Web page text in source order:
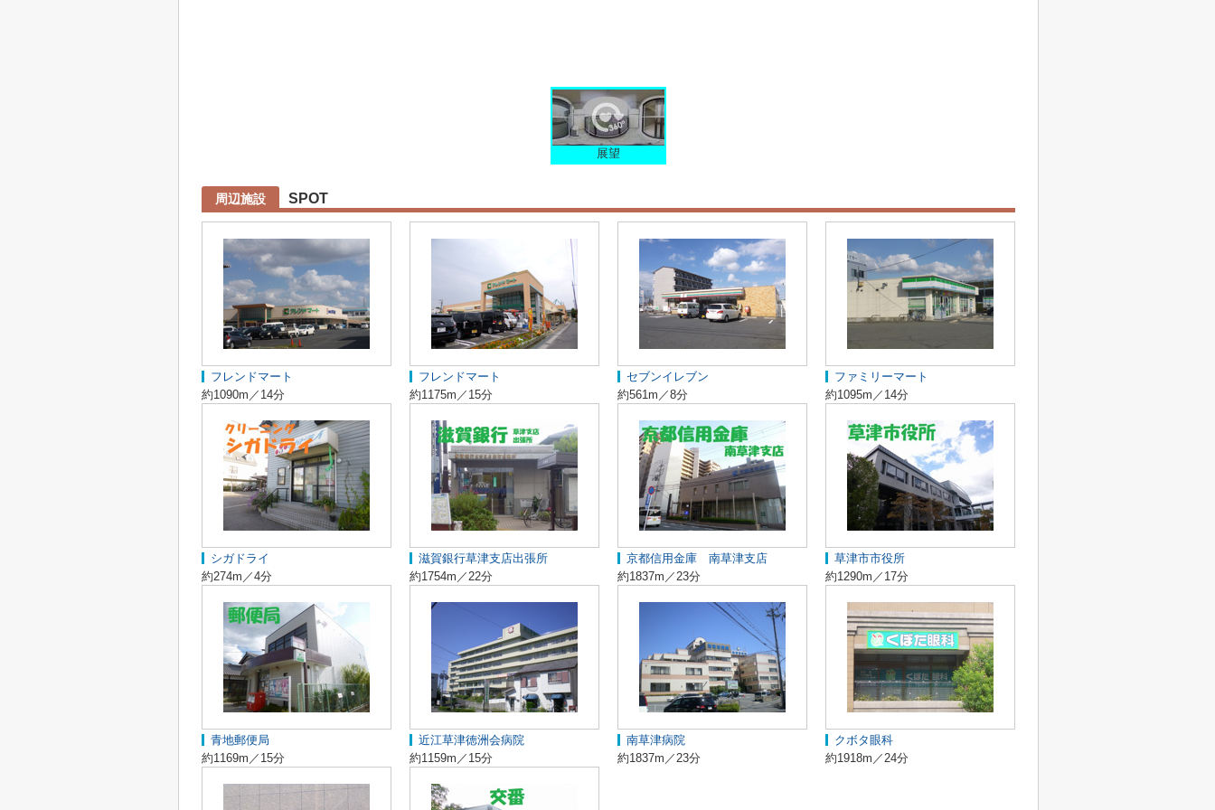
展望
周辺施設 SPOT
フレンドマート
約1090m／14分
フレンドマート
約1175m／15分
セブンイレブン
約561m／8分
ファミリーマート
約1095m／14分
シガドライ
約274m／4分
滋賀銀行草津支店出張所
約1754m／22分
京都信用金庫 南草津支店
約1837m／23分
草津市市役所
約1290m／17分
青地郵便局
約1169m／15分
近江草津徳洲会病院
約1159m／15分
南草津病院
約1837m／23分
クボタ眼科
約1918m／24分